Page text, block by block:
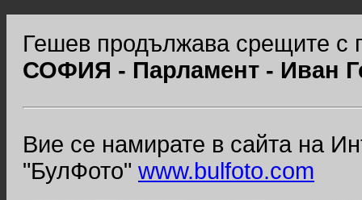
Гешев продължава срещите с
СОФИЯ - Парламент - Иван
Вие се намирате в сайта на
"БулФото" www.bulfoto.com